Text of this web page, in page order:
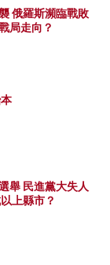
俄羅斯瀕臨戰敗
局走向？
舉 民進黨大失人
上縣市？